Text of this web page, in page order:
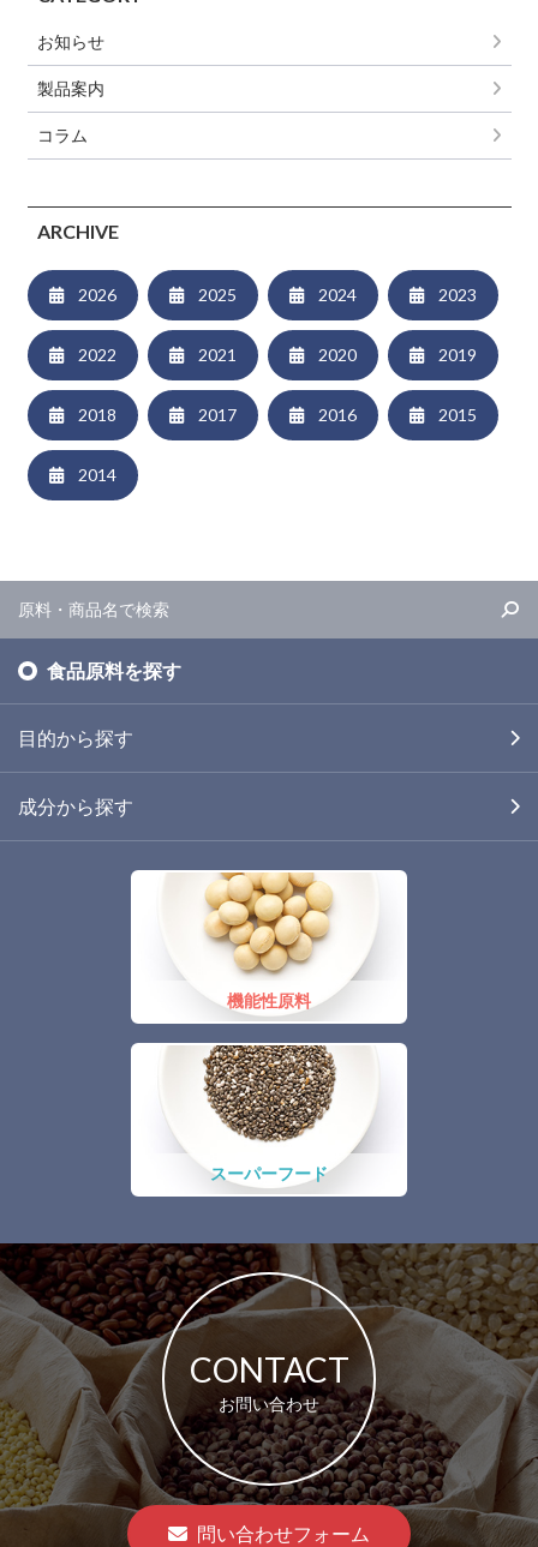
お知らせ
製品案内
コラム
ARCHIVE
2026 2025 2024 2023
2022 2021 2020 2019
2018 2017 2016 2015
2014
食品原料を探す
目的から探す
成分から探す
機能性原料
スーパーフード
CONTACT
お問い合わせ
問い合わせフォーム